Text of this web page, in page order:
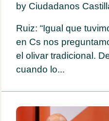
by Ciudadanos
Ruiz: “Igual que
en Cs nos
el olivar tradicional.
cuando lo...